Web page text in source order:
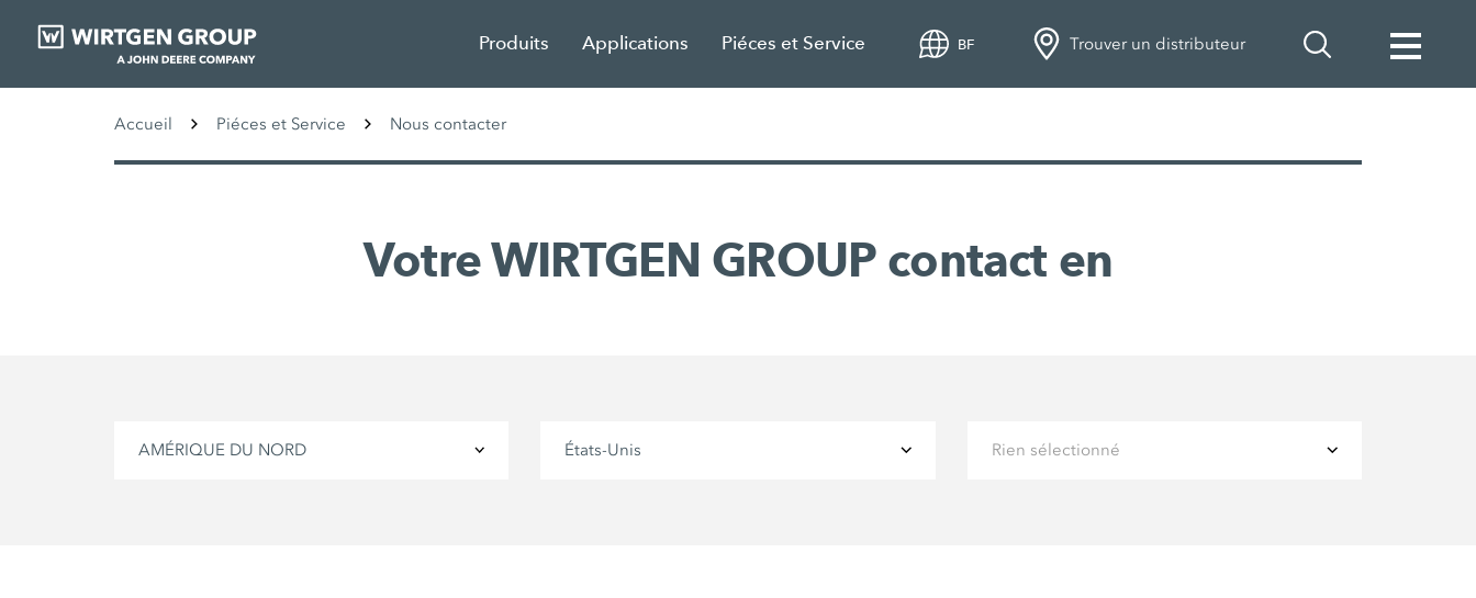
Produits Applications Piéces et Service BF Trouver un distributeur
Accueil Piéces et Service Nous contacter
Votre WIRTGEN GROUP contact en
AMÉRIQUE DU NORD États-Unis Rien sélectionné